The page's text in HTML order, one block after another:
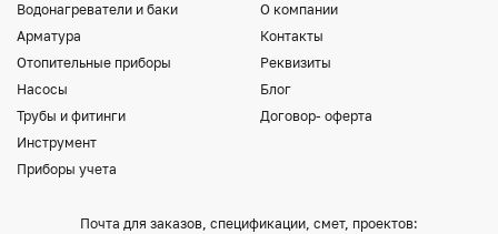
Водонагреватели и баки
Арматура
Отопительные приборы
Насосы
Трубы и фитинги
Инструмент
Приборы учета
О компании
Контакты
Реквизиты
Блог
Договор- оферта
Почта для заказов, спецификации, смет, проектов: